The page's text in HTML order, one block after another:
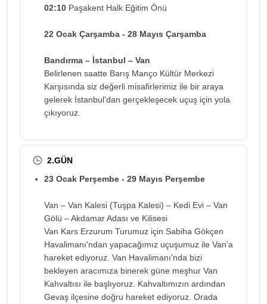
02:10 Paşakent Halk Eğitim Önü
22 Ocak Çarşamba - 28 Mayıs Çarşamba
Bandırma – İstanbul – Van
Belirlenen saatte Barış Manço Kültür Merkezi
Karşısında siz değerli misafirlerimiz ile bir araya
gelerek İstanbul'dan gerçekleşecek uçuş için yola
çıkıyoruz.
2.GÜN
23 Ocak Perşembe - 29 Mayıs Perşembe
Van – Van Kalesi (Tuşpa Kalesi) – Kedi Evi – Van
Gölü – Akdamar Adası ve Kilisesi
Van Kars Erzurum Turumuz için Sabiha Gökçen
Havalimanı'ndan yapacağımız uçuşumuz ile Van’a
hareket ediyoruz. Van Havalimanı'nda bizi
bekleyen aracımıza binerek güne meşhur Van
Kahvaltısı ile başlıyoruz. Kahvaltımızın ardından
Gevaş ilçesine doğru hareket ediyoruz. Orada